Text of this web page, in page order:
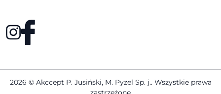
2026 © Akccept P. Jusiński, M. Pyzel Sp. j.. Wszystkie prawa